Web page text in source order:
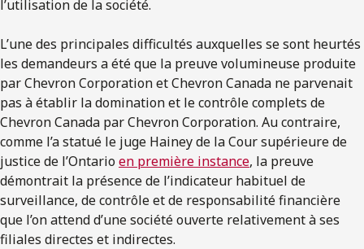
l’utilisation de la société.
L’une des principales difficultés auxquelles se sont heurtés
les demandeurs a été que la preuve volumineuse produite
par Chevron Corporation et Chevron Canada ne parvenait
pas à établir la domination et le contrôle complets de
Chevron Canada par Chevron Corporation. Au contraire,
comme l’a statué le juge Hainey de la Cour supérieure de
justice de l’Ontario en première instance, la preuve
démontrait la présence de l’indicateur habituel de
surveillance, de contrôle et de responsabilité financière
que l’on attend d’une société ouverte relativement à ses
filiales directes et indirectes.